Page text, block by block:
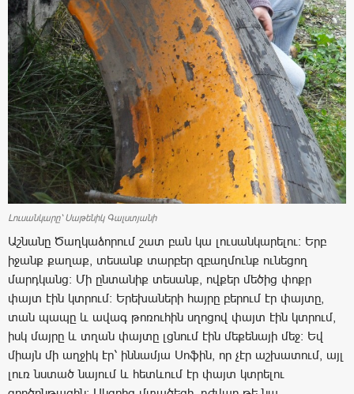
Լուսանկարը՝ Սաթենիկ Գալստյանի
Աշնանը Ծաղկաձորում շատ բան կա լուսանկարելու: Երբ
իջանք քաղաք, տեսանք տարբեր զբաղմունք ունեցող
մարդկանց: Մի ընտանիք տեսանք, ովքեր մեծից փոքր
փայտ էին կտրում: Երեխաների հայրը բերում էր փայտը,
տան պապը և ավագ թոռուհին սղոցով փայտ էին կտրում,
իսկ մայրը և տղան փայտը լցնում էին մեքենայի մեջ: Եվ
միայն մի աղջիկ էր՝ իննամյա Սոֆին, որ չէր աշխատում, այլ
լուռ նստած նայում և հետևում էր փայտ կտրելու